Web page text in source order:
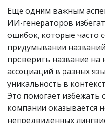
Еще одним важным
ИИ-генераторов
ошибок, которые часто
придумывании
проверить название на
ассоциаций в разных
уникальность в
Это помогает избежать
компании оказывается
непредвиденных